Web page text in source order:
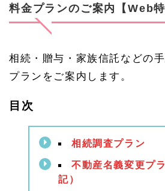
プラ
ンの
eb
特別
価
調査
ン
料金プランのご案内【Web特
相続・贈与・家族信託などの
プランをご案内します。
目次
相続調査プラン
不動産名義変更プ
記）